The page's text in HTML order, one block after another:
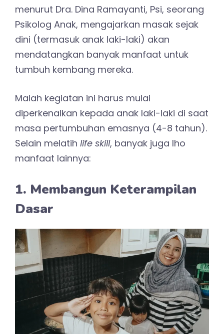
menurut Dra. Dina Ramayanti, Psi, seorang
Psikolog Anak, mengajarkan masak sejak
dini (termasuk anak laki-laki) akan
mendatangkan banyak manfaat untuk
tumbuh kembang mereka.
Malah kegiatan ini harus mulai
diperkenalkan kepada anak laki-laki di saat
masa pertumbuhan emasnya (4-8 tahun).
Selain melatih life skill, banyak juga lho
manfaat lainnya:
1. Membangun Keterampilan
Dasar